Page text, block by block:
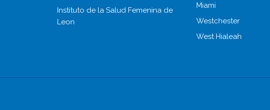
Instituto de la Salud Femenina de
Leon
Miami
Westchester
West Hialeah